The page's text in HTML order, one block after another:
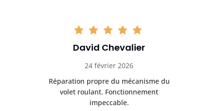
David Chevalier
24 février 2026
Réparation propre du mécanisme du
volet roulant. Fonctionnement
impeccable.